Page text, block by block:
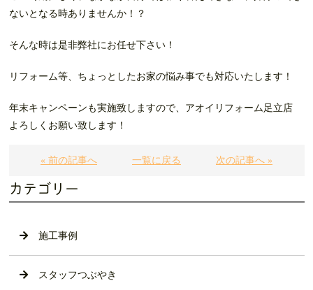
ないとなる時ありませんか！？
そんな時は是非弊社にお任せ下さい！
リフォーム等、ちょっとしたお家の悩み事でも対応いたします！
年末キャンペーンも実施致しますので、アオイリフォーム足立店
よろしくお願い致します！
« 前の記事へ 一覧に戻る 次の記事へ »
カテゴリー
施工事例
スタッフつぶやき